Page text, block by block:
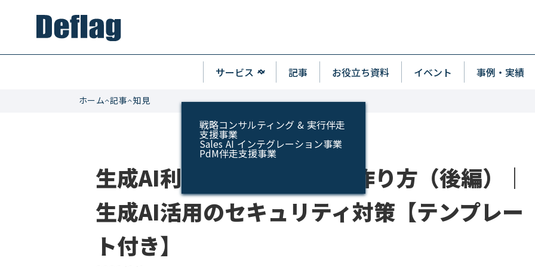
サービス keyboard_arrow_down
keyboard_arrow_up
戦略コンサルティング & 実行伴走
支援事業
Sales AI インテグレーション事業
PdM伴走支援事業
記事 お役立ち資料 イベント 事例・実績
ホーム 記事 知見
生成AI利用ガイドラインの作り方（後編）｜
生成AI活用のセキュリティ対策【テンプレー
ト付き】